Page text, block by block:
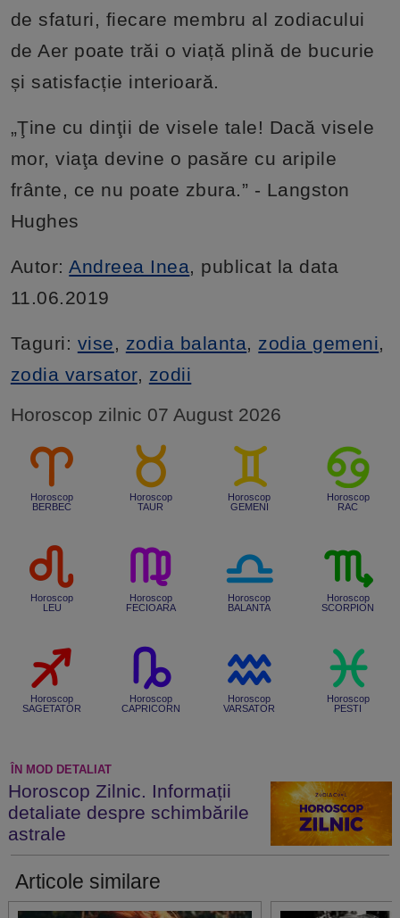
de sfaturi, fiecare membru al zodiacului
de Aer poate trăi o viață plină de bucurie
și satisfacție interioară.
„Ţine cu dinţii de visele tale! Dacă visele
mor, viaţa devine o pasăre cu aripile
frânte, ce nu poate zbura.” - Langston
Hughes
Autor:Andreea Inea, publicat la data
11.06.2019
Taguri: vise, zodia balanta, zodia gemeni,
zodia varsator, zodii
Horoscop zilnic 07 August 2026
Horoscop
BERBEC
Horoscop
TAUR
Horoscop
GEMENI
Horoscop
RAC
Horoscop
LEU
Horoscop
FECIOARA
Horoscop
BALANTA
Horoscop
SCORPION
Horoscop
SAGETATOR
Horoscop
CAPRICORN
Horoscop
VARSATOR
Horoscop
PESTI
ÎN MOD DETALIAT
Horoscop Zilnic. Informații
detaliate despre schimbările
astrale
Articole similare